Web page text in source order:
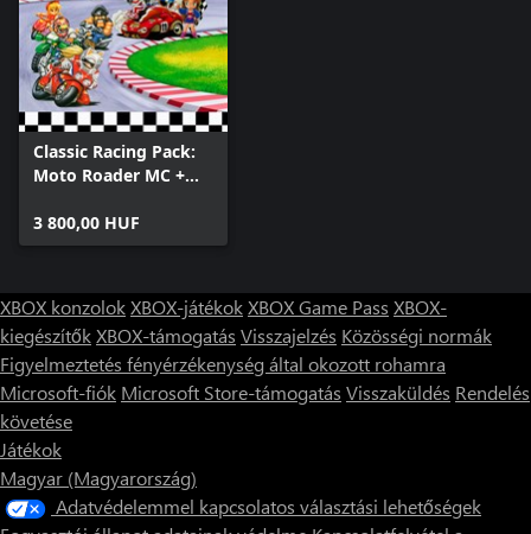
Classic Racing Pack:
Moto Roader MC +
3 800,00 HUF
XBOX konzolokXBOX-játékokXBOX Game Pass XBOX-
kiegészítőkXBOX-támogatás Visszajelzés Közösségi normák
Figyelmeztetés fényérzékenység által okozott rohamra
Microsoft-fiók Microsoft Store-támogatás Visszaküldés Rendelés
követése
Játékok
Magyar (Magyarország)
Adatvédelemmel kapcsolatos választási lehetőségek